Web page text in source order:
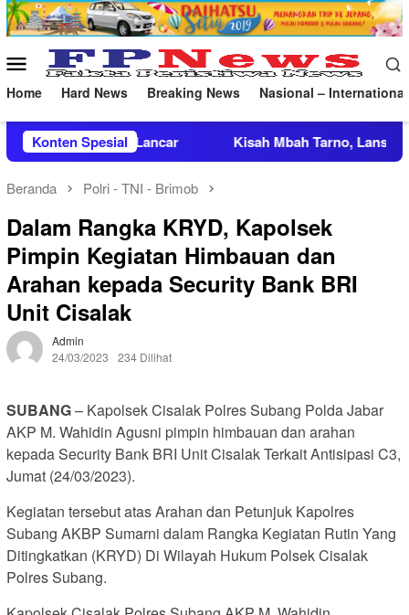
Loncat
ke
Menu
Mobile
Home Hard News Breaking News Nasional – International
Konten Spesial
Kisah Mbah Tarno, Lansia Tuna Wicara 70 Tahun
Beranda Polri - TNI - Brimob
Dalam Rangka KRYD, Kapolsek
Pimpin Kegiatan Himbauan dan
Arahan kepada Security Bank BRI
Unit Cisalak
Admin
24/03/2023
234 Dilihat
SUBANG– Kapolsek Cisalak Polres Subang Polda Jabar
AKP M. Wahidin Agusni pimpin himbauan dan arahan
kepada Security Bank BRI Unit Cisalak Terkait Antisipasi C3,
Jumat (24/03/2023).
Kegiatan tersebut atas Arahan dan Petunjuk Kapolres
Subang AKBP Sumarni dalam Rangka Kegiatan Rutin Yang
Ditingkatkan (KRYD) Di Wilayah Hukum Polsek Cisalak
Polres Subang.